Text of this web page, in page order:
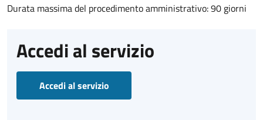
Durata massima del procedimento amministrativo: 90 giorni
Accedi al servizio
Accedi al servizio